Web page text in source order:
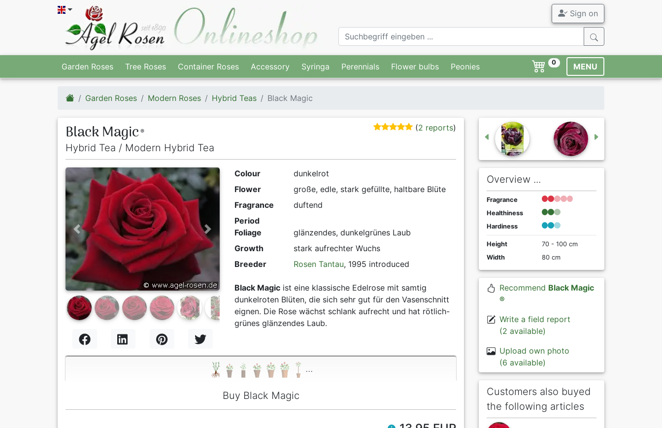
Sign on
Garden Roses Tree Roses Container Roses Accessory Syringa Perennials Flower bulbs Peonies 0 MENU
Garden Roses Modern Roses Hybrid Teas Black Magic
(2 reports)
Black Magic ®
Hybrid Tea / Modern Hybrid Tea
Previous Next
Colour
dunkelrot
Flower
große, edle, stark gefüllte, haltbare Blüte
Fragrance
duftend
Period
Foliage
glänzendes, dunkelgrünes Laub
Growth
stark aufrechter Wuchs
Breeder
Rosen Tantau, 1995 introduced
Black Magicist eine klassische Edelrose mit samtig
dunkelroten Blüten, die sich sehr gut für den Vasenschnitt
eignen. Die Rose wächst schlank aufrecht und hat rötlich-
grünes glänzendes Laub.
...
Buy Black Magic
Overview ...
Fragrance
Healthiness
Hardiness
Height
70 - 100 cm
Width
80 cm
Recommend Black Magic
®
Write a field report
(2 available)
Upload own photo
(6 available)
Customers also buyed
the following articles